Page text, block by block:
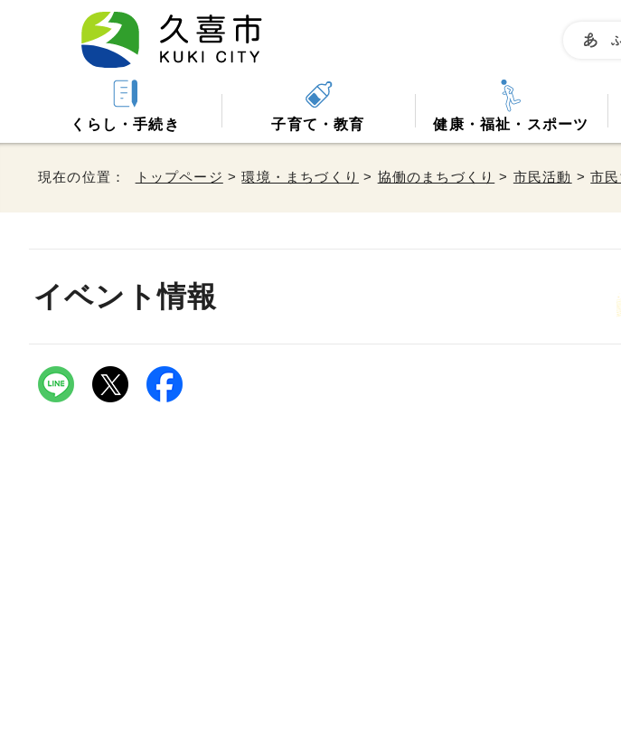
くらし・手続き 子育て・教育 健康・福祉・スポーツ
現在の位置： トップページ >環境・まちづくり > 協働のまちづくり > 市民活動 >市
イベント情報